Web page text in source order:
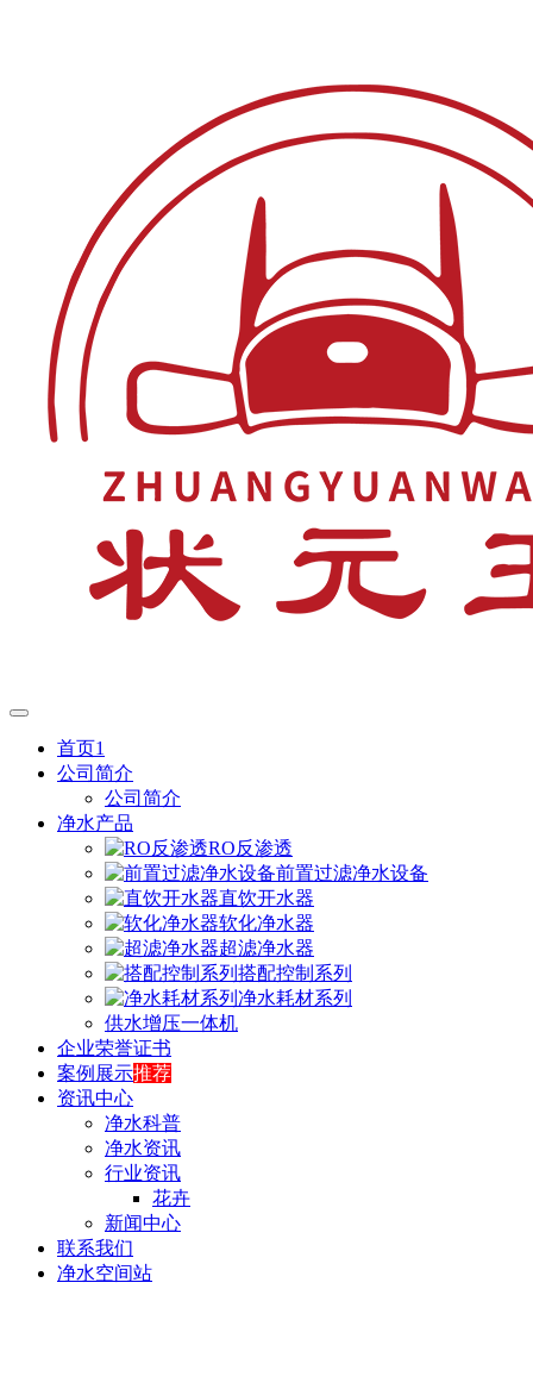
首页1
公司简介
公司简介
净水产品
RO反渗透
前置过滤净水设备
直饮开水器
软化净水器
超滤净水器
搭配控制系列
净水耗材系列
供水增压一体机
企业荣誉证书
案例展示推荐
资讯中心
净水科普
净水资讯
行业资讯
花卉
新闻中心
联系我们
净水空间站